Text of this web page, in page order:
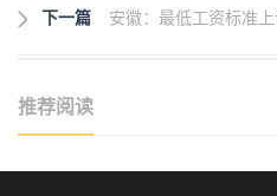
下一篇 安徽：最低工资标准上
推荐阅读